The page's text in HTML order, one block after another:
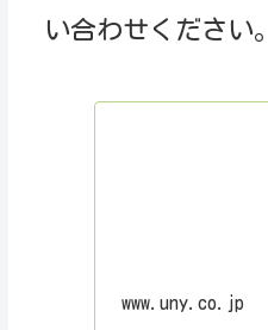
い合わせください。
www.uny.co.jp